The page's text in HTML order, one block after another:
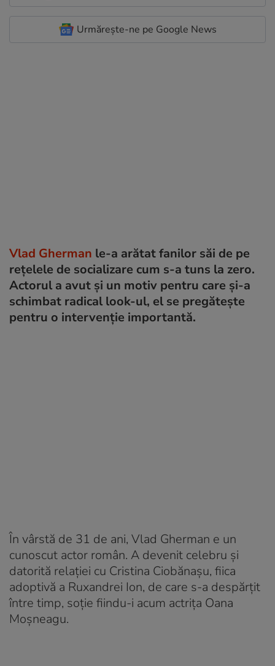
Urmărește-ne pe Google News
Vlad Gherman le-a arătat fanilor săi de pe
rețelele de socializare cum s-a tuns la zero.
Actorul a avut și un motiv pentru care și-a
schimbat radical look-ul, el se pregătește
pentru o intervenție importantă.
În vârstă de 31 de ani, Vlad Gherman e un
cunoscut actor român. A devenit celebru și
datorită relației cu Cristina Ciobănașu, fiica
adoptivă a Ruxandrei Ion, de care s-a despărțit
între timp, soție fiindu-i acum actrița Oana
Moșneagu.